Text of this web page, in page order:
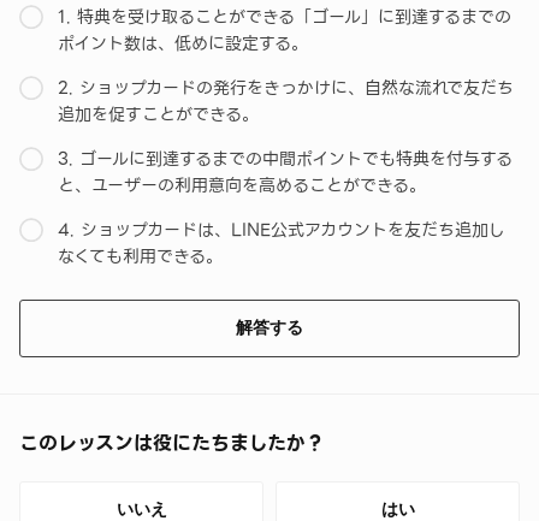
1. 特典を受け取ることができる「ゴール」に到達するまでの
ポイント数は、低めに設定する。
2. ショップカードの発行をきっかけに、自然な流れで友だち
追加を促すことができる。
3. ゴールに到達するまでの中間ポイントでも特典を付与する
と、ユーザーの利用意向を高めることができる。
4. ショップカードは、LINE公式アカウントを友だち追加し
なくても利用できる。
解答する
このレッスンは役にたちましたか？
いいえ はい